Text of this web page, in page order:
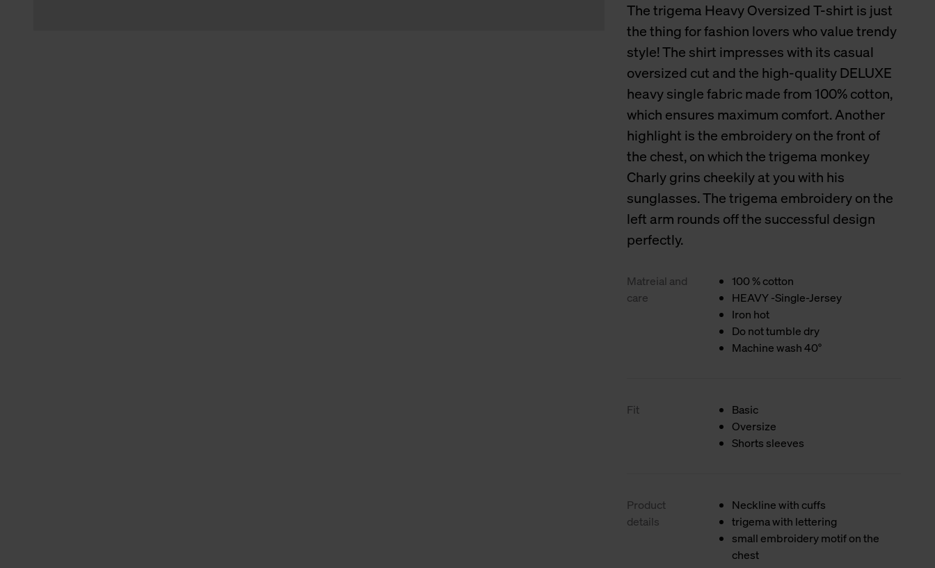
The trigema Heavy Oversized T-shirt is just
the thing for fashion lovers who value trendy
style! The shirt impresses with its casual
oversized cut and the high-quality DELUXE
heavy single fabric made from 100% cotton,
which ensures maximum comfort. Another
highlight is the embroidery on the front of
the chest, on which the trigema monkey
Charly grins cheekily at you with his
sunglasses. The trigema embroidery on the
left arm rounds off the successful design
perfectly.
Matreial and
care
100 % cotton
HEAVY -Single-Jersey
Iron hot
Do not tumble dry
Machine wash 40°
Fit
Basic
Oversize
Shorts sleeves
Product
details
Neckline with cuffs
trigema with lettering
small embroidery motif on the
chest